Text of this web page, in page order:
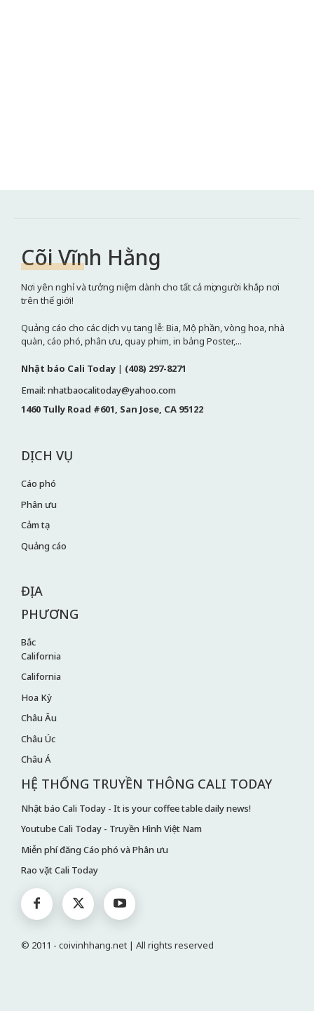
Cõi Vĩnh Hằng
Nơi yên nghỉ và tưởng niệm dành cho tất cả mọi người khắp nơi
trên thế giới!
Quảng cáo cho các dịch vụ tang lễ: Bia, Mộ phần, vòng hoa, nhà
quàn, cáo phó, phân ưu, quay phim, in bảng Poster,...
Nhật báo Cali Today | (408) 297-8271
Email: nhatbaocalitoday@yahoo.com
1460 Tully Road #601, San Jose, CA 95122
DỊCH VỤ
Cáo phó
Phân ưu
Cảm tạ
Quảng cáo
ĐỊA
PHƯƠNG
Bắc
California
California
Hoa Kỳ
Châu Âu
Châu Úc
Châu Á
HỆ THỐNG TRUYỀN THÔNG CALI TODAY
Nhật báo Cali Today - It is your coffee table daily news!
Youtube Cali Today - Truyền Hình Việt Nam
Miễn phí đăng Cáo phó và Phân ưu
Rao vặt Cali Today
© 2011 - coivinhhang.net | All rights reserved